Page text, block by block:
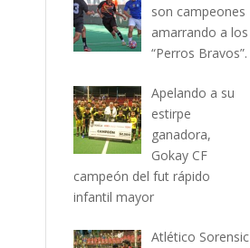
son campeones
amarrando a los
“Perros Bravos”.
Apelando a su
estirpe
ganadora,
Gokay CF
campeón del fut rápido
infantil mayor
Atlético Sorensic